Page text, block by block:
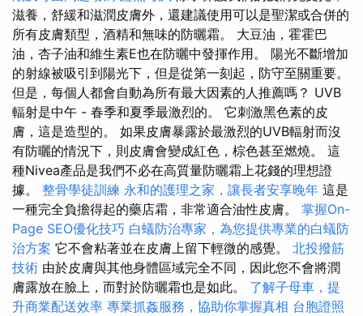
滋養，舒緩和滋潤皮膚外，還建議使用可以是聖潔或合併的
所有皮膚類型，酒精和無味的防曬霜。 大豆油，霍霍巴
油，杏子油和維生素E也在防曬中發揮作用。 陽光不斷增加
的射線被吸引到陽光下，但是從第一刻起，防守至關重要。
但是，每個人都會自動為所有最大因素的人推薦嗎？ UVB
輻射是中午 - 春季和夏季最激烈的。 它刺激黑色素的皮
膚，這是造型的。 如果皮膚暴露於最激烈的UVB輻射而沒
有防曬的情況下，則皮膚會變成紅色，棕色甚至燃燒。 這
種Nivea產品是我們不必在高質量防曬霜上花錢的理想證
據。 整骨學徒訓練 永和的護理之家，讓長者安享晚年 這是
一種完全負擔得起的藥店霜，非常適合油性皮膚。 掌握On-
Page SEO優化技巧 白蟻防治專家，為您提供專業的白蟻防
治方案 它不會粘著並在皮膚上留下輕微的感覺。 北投撥筋
技術 由於皮膚與其他身體區域完全不同，因此您不會將潤
膚露放在臉上，而對於防曬霜也是如此。 了解子母車，提
升商業配送效率 專業抓姦服務，協助你掌握真相 台胞證照